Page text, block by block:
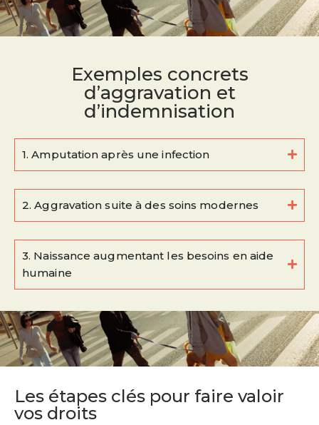
Exemples concrets
d’aggravation et
d’indemnisation
1. Amputation après une infection
2. Aggravation suite à des soins modernes
3. Naissance augmentant les besoins en aide
humaine
Les étapes clés pour faire valoir
vos droits